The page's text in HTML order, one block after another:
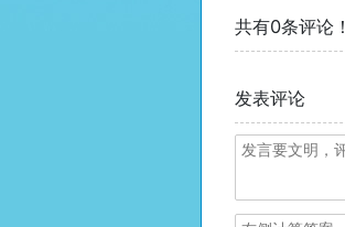
共有0条评论！
发表评论